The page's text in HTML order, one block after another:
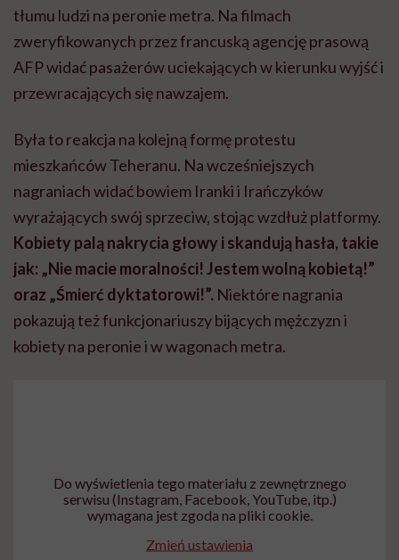
tłumu ludzi na peronie metra. Na filmach
zweryfikowanych przez francuską agencję prasową
AFP widać pasażerów uciekających w kierunku wyjść i
przewracających się nawzajem.
Była to reakcja na kolejną formę protestu
mieszkańców Teheranu. Na wcześniejszych
nagraniach widać bowiem Iranki i Irańczyków
wyrażających swój sprzeciw, stojąc wzdłuż platformy.
Kobiety palą nakrycia głowy i skandują hasła, takie
jak: „Nie macie moralności! Jestem wolną kobietą!”
oraz „Śmierć dyktatorowi!”. Niektóre nagrania
pokazują też funkcjonariuszy bijących mężczyzn i
kobiety na peronie i w wagonach metra.
Do wyświetlenia tego materiału z zewnętrznego
serwisu (Instagram, Facebook, YouTube, itp.)
wymagana jest zgoda na pliki cookie.
Zmień ustawienia